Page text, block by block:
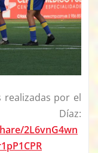
realizadas por el
Díaz:
2L6vnG4wn